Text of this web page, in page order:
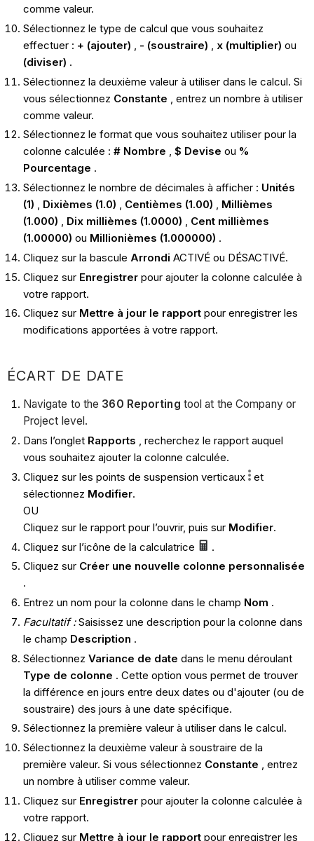
comme valeur.
Sélectionnez le type de calcul que vous souhaitez
effectuer : + (ajouter) , - (soustraire) , x (multiplier) ou
(diviser) .
Sélectionnez la deuxième valeur à utiliser dans le calcul. Si
vous sélectionnez Constante , entrez un nombre à utiliser
comme valeur.
Sélectionnez le format que vous souhaitez utiliser pour la
colonne calculée : # Nombre , $ Devise ou %
Pourcentage .
Sélectionnez le nombre de décimales à afficher : Unités
(1) , Dixièmes (1.0) , Centièmes (1.00) , Millièmes
(1.000) , Dix millièmes (1.0000) , Cent millièmes
(1.00000) ou Millionièmes (1.000000) .
Cliquez sur la bascule Arrondi ACTIVÉ ou DÉSACTIVÉ.
Cliquez sur Enregistrerpour ajouter la colonne calculée à
votre rapport.
Cliquez sur Mettre à jour le rapportpour enregistrer les
modifications apportées à votre rapport.
ÉCART DE DATE
Navigate to the 360 Reporting tool at the Company or
Project level.
Dans l’onglet Rapports , recherchez le rapport auquel
vous souhaitez ajouter la colonne calculée.
Cliquez sur les points de suspension verticaux et
sélectionnez Modifier.
OU
Cliquez sur le rapport pour l’ouvrir, puis sur Modifier.
Cliquez sur l’icône de la calculatrice
.
Cliquez sur Créer une nouvelle colonne personnalisée
.
Entrez un nom pour la colonne dans le champ Nom .
Facultatif :Saisissez une description pour la colonne dans
le champ Description .
Sélectionnez Variance de date dans le menu déroulant
Type de colonne . Cette option vous permet de trouver
la différence en jours entre deux dates ou d'ajouter (ou de
soustraire) des jours à une date spécifique.
Sélectionnez la première valeur à utiliser dans le calcul.
Sélectionnez la deuxième valeur à soustraire de la
première valeur. Si vous sélectionnez Constante , entrez
un nombre à utiliser comme valeur.
Cliquez sur Enregistrerpour ajouter la colonne calculée à
votre rapport.
Cliquez sur Mettre à jour le rapportpour enregistrer les